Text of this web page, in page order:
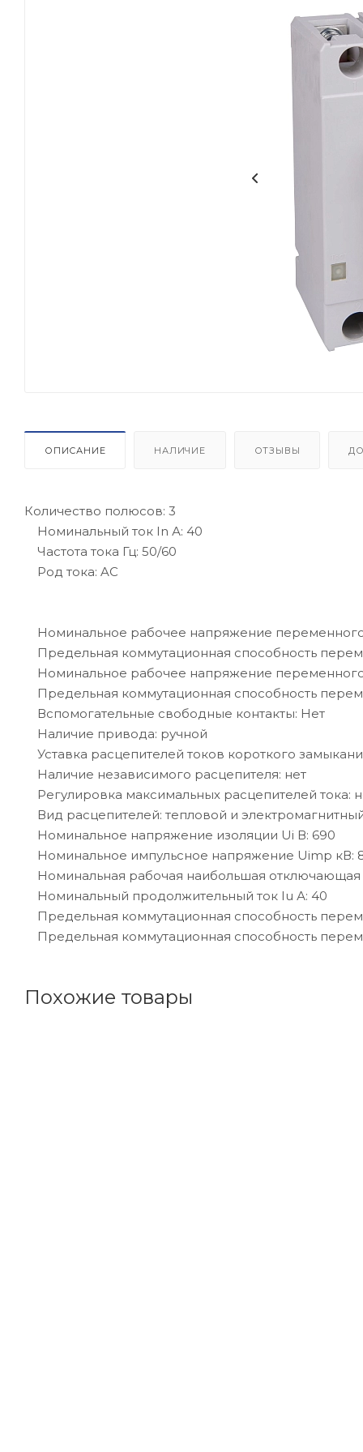
ОПИСАНИЕ НАЛИЧИЕ ОТЗЫВЫ
Количество полюсов: 3
Номинальный ток In А: 40
Частота тока Гц: 50/60
Род тока: AC
Номинальное рабочее напряжение переменного
Предельная коммутационная способность
Номинальное рабочее напряжение переменного
Предельная коммутационная способность
Вспомогательные свободные контакты: Нет
Наличие привода: ручной
Уставка расцепителей токов короткого
Наличие независимого расцепителя: нет
Регулировка максимальных расцепителей тока:
Вид расцепителей: тепловой и
Номинальное напряжение изоляции Ui В: 690
Номинальное импульсное напряжение Uimp кВ:
Номинальная рабочая наибольшая отключающая
Номинальный продолжительный ток Iu А: 40
Предельная коммутационная способность
Предельная коммутационная способность
Похожие товары